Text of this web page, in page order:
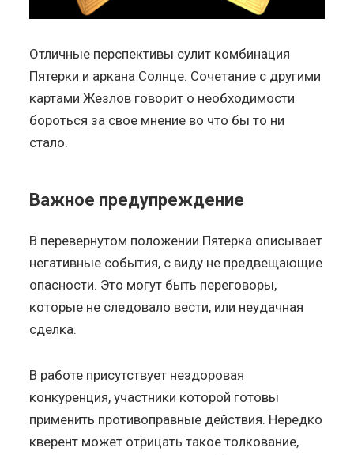
Отличные перспективы сулит комбинация
Пятерки и аркана Солнце. Сочетание с другими
картами Жезлов говорит о необходимости
бороться за свое мнение во что бы то ни
стало.
Важное предупреждение
В перевернутом положении Пятерка описывает
негативные события, с виду не предвещающие
опасности. Это могут быть переговоры,
которые не следовало вести, или неудачная
сделка.
В работе присутствует нездоровая
конкуренция, участники которой готовы
применить противоправные действия. Нередко
кверент может отрицать такое толкование,